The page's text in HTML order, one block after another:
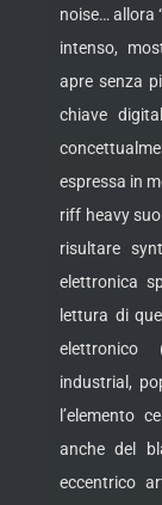
noise… allora
intenso,
apre senza
chiave
espressa in
riff heavy
risultare
elettronica
lettura di
elettronico
industrial,
l’elemento
anche del
eccentrico